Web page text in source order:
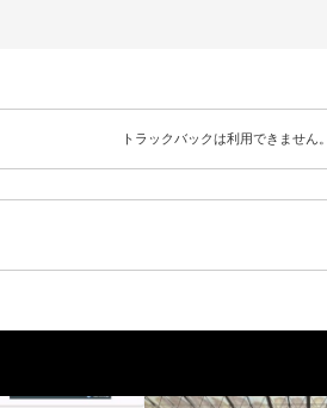
トラックバックは利用できません。